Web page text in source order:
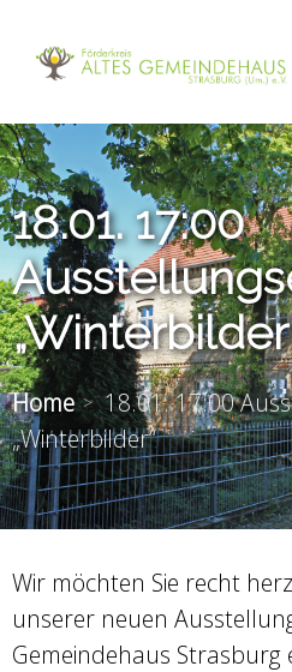
18.01. 17:00
Home
18.01. 17:00
„Winterbilder“
Wir möchten Sie recht
unserer neuen
Gemeindehaus Strasburg